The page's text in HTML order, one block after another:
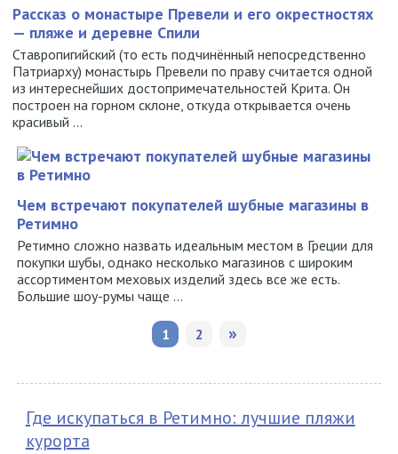
Рассказ о монастыре Превели и его окрестностях
— пляже и деревне Спили
Ставропигийский (то есть подчинённый непосредственно
Патриарху) монастырь Превели по праву считается одной
из интереснейших достопримечательностей Крита. Он
построен на горном склоне, откуда открывается очень
красивый ...
Чем встречают покупателей шубные магазины в
Ретимно
Ретимно сложно назвать идеальным местом в Греции для
покупки шубы, однако несколько магазинов с широким
ассортиментом меховых изделий здесь все же есть.
Большие шоу-румы чаще ...
1 2 »
Где искупаться в Ретимно: лучшие пляжи
курорта